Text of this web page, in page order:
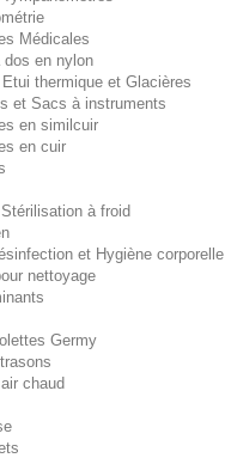
Médicales
en nylon
thermique et Glacières
et Sacs à instruments
en similcuir
en cuir
à froid
et Hygiène corporelle
nettoyage
Germy
chaud